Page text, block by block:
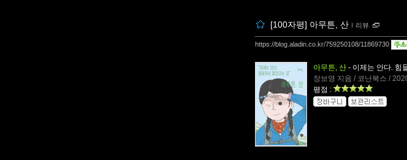
[100자평] 아무튼, 산 ｌ 리뷰
https://blog.aladin.co.kr/759250108/11869730
아무튼, 산 - 이제는 안다. 힘
장보영 지음 / 코난북스 /
평점 :